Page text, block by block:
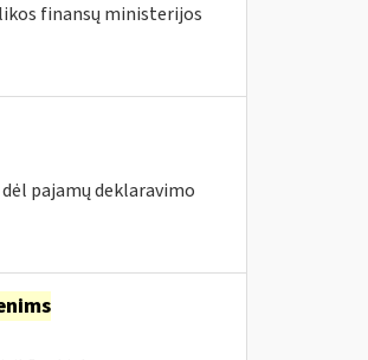
finansų ministerijos
pajamų deklaravimo